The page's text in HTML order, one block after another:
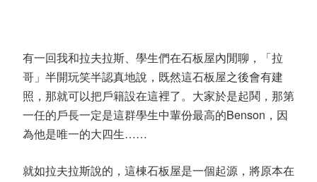
有一回我和拉夫拉斯、學生們在石板屋內閒聊，「拉
哥」半開玩笑半認真地說，既然這石板屋之後會有建
照，那就可以把戶籍設在這裡了。大家於是起鬨，那第
一任的戶長一定是這群學生中輩份最高的Benson，因
為他是唯一的大四生……
就如拉夫拉斯說的，這棟石板屋是一個起源，將原本在